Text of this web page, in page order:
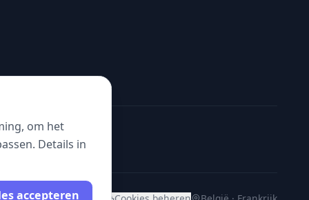
om het
Details in
accepteren